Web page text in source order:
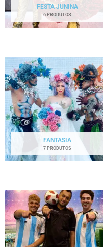
FESTA JUNINA
6 PRODUTOS
FANTASIA
7 PRODUTOS